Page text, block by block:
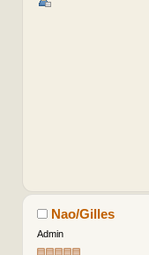
Nao/Gilles
Admin